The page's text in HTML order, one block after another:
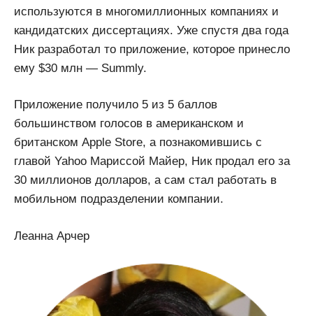
используются в многомиллионных компаниях и
кандидатских диссертациях. Уже спустя два года
Ник разработал то приложение, которое принесло
ему $30 млн — Summly.
Приложение получило 5 из 5 баллов
большинством голосов в американском и
британском Apple Store, а познакомившись с
главой Yahoo Мариссой Майер, Ник продал его за
30 миллионов долларов, а сам стал работать в
мобильном подразделении компании.
Леанна Арчер